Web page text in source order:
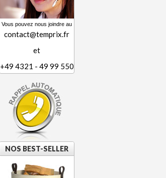
Vous pouvez nous joindre au
contact@temprix.fr
et
+49 4321 - 49 99 550
NOS BEST-SELLER